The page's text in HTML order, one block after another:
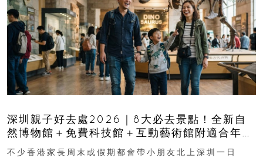
深圳親子好去處2026｜8大必去景點！全新自
然博物館＋免費科技館＋互動藝術館附適合年
齡、交通、門票、開放時間
不少香港家長周末或假期都會帶小朋友北上深圳一日